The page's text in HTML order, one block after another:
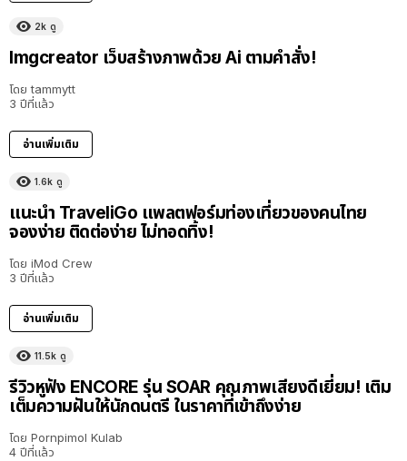
2k ดู
Imgcreator เว็บสร้างภาพด้วย Ai ตามคำสั่ง!
โดย tammytt
3 ปีที่แล้ว
อ่านเพิ่มเติม
1.6k ดู
แนะนำ TraveliGo แพลตฟอร์มท่องเที่ยวของคนไทย
จองง่าย ติดต่อง่าย ไม่ทอดทิ้ง!
โดย iMod Crew
3 ปีที่แล้ว
อ่านเพิ่มเติม
11.5k ดู
รีวิวหูฟัง ENCORE รุ่น SOAR คุณภาพเสียงดีเยี่ยม! เติม
เต็มความฝันให้นักดนตรี ในราคาที่เข้าถึงง่าย
โดย Pornpimol Kulab
4 ปีที่แล้ว